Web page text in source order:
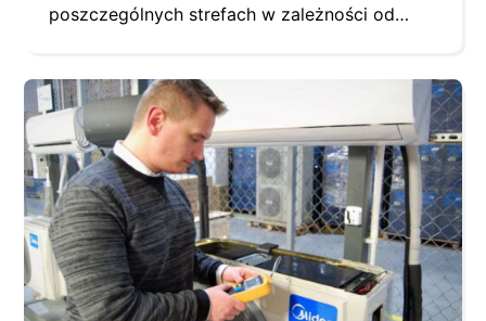
poszczególnych strefach w zależności od
komponentów, mają szereg wad.
Alternatywnie, układy mieszające można
wdrożyć z kompletnym rozwiązaniem MIXIT.
MIXIT łączy wszystkie komponenty układu
zmieszania pompowego w rozwiązanie typu
„wszystko w jednym”, ułatwiając
projektowanie mechaniczne,…